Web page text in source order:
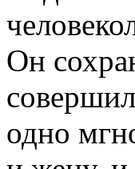
Он
одно